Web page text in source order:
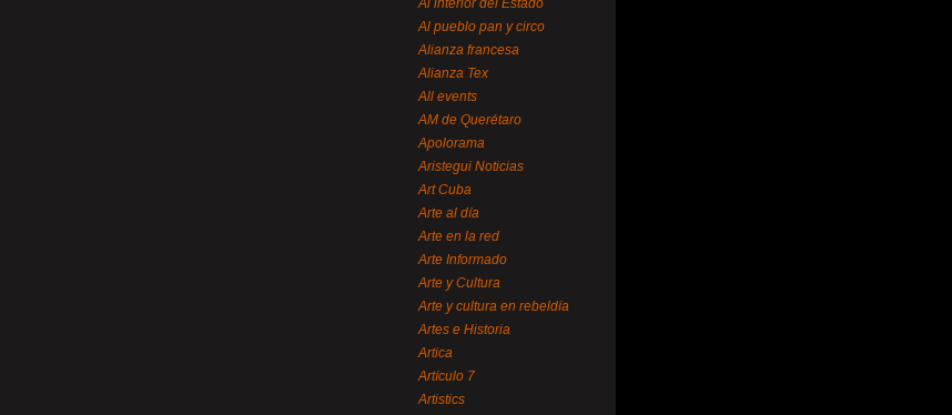
Al interior del Estado
Al pueblo pan y circo
Alianza francesa
Alianza Tex
All events
AM de Querétaro
Apolorama
Aristegui Noticias
Art Cuba
Arte al día
Arte en la red
Arte Informado
Arte y Cultura
Arte y cultura en rebeldía
Artes e Historia
Artica
Artículo 7
Artistics